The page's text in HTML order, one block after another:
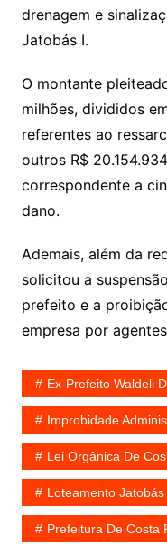
drenagem e
Jatobás I.
O montante
milhões, divididos
referentes ao
outros R$
correspondente a
dano.
Ademais, além da
solicitou a
prefeito e a
empresa por
Ex-Prefeito Waldeli
Improbidade
Lei Orgânica De
Loteamento Jatobás
Prefeitura De Costa